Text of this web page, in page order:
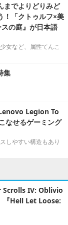
までよりどりみど
！「クトゥルフ×美
の庭』が日本語
女など、属性てんこ
集
Legion To
なせるゲーミング
しやすい構造もあり
Scrolls IV: Oblivio
『Hell Let Loose: